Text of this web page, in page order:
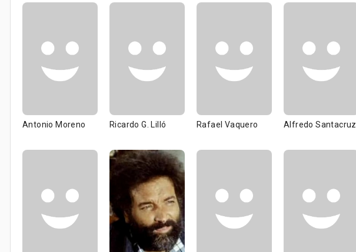
Antonio Moreno Ricardo G. Lilló Rafael Vaquero Alfredo Santacruz